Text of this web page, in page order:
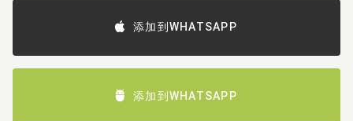
添加到WHATSAPP
添加到WHATSAPP